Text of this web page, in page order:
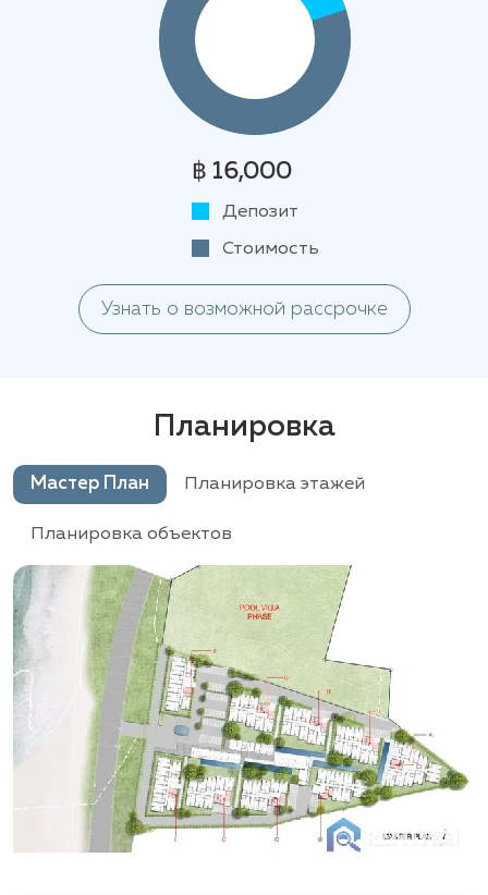
฿ 16,000
Депозит
Стоимость
Узнать о возможной рассрочке
Планировка
Мастер План Планировка этажей
Планировка объектов